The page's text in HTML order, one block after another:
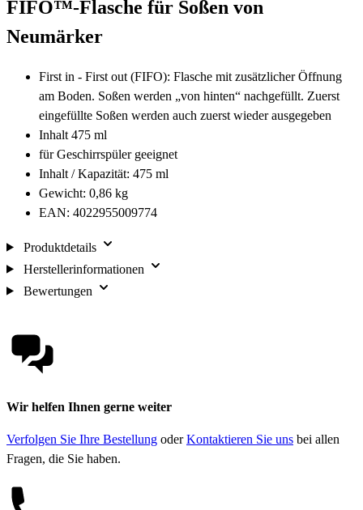
FIFO™-Flasche für Soßen von
Neumärker
First in - First out (FIFO): Flasche mit zusätzlicher Öffnung
am Boden. Soßen werden „von hinten“ nachgefüllt. Zuerst
eingefüllte Soßen werden auch zuerst wieder ausgegeben
Inhalt 475 ml
für Geschirrspüler geeignet
Inhalt / Kapazität: 475 ml
Gewicht: 0,86 kg
EAN: 4022955009774
Produktdetails
Herstellerinformationen
Bewertungen
Wir helfen Ihnen gerne weiter
Verfolgen Sie Ihre Bestellung oderKontaktieren Sie uns bei allen
Fragen, die Sie haben.